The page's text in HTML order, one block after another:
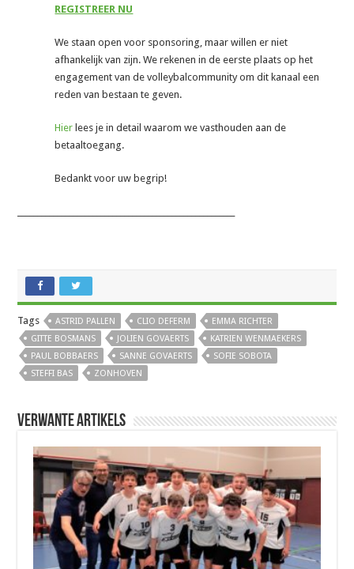
REGISTREER NU
We staan open voor sponsoring, maar willen er niet
afhankelijk van zijn. We rekenen in de eerste plaats op het
engagement van de volleybalcommunity om dit kanaal een
reden van bestaan te geven.
Hier lees je in detail waarom we vasthouden aan de
betaaltoegang.
Bedankt voor uw begrip!
Tags ASTRID PALLEN CLIO DEFERM
EMMA RICHTER
GITTE BOSMANS
JOLIEN GOVAERTS
KATRIEN WENMAEKERS
PAUL BOBBAERS
SANNE GOVAERTS
SOFIE SOBOTA
STEFFI BAS
ZONHOVEN
Verwante artikels